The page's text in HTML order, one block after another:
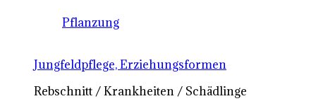
Pflanzung
Jungfeldpflege, Erziehungsformen
Rebschnitt / Krankheiten / Schädlinge